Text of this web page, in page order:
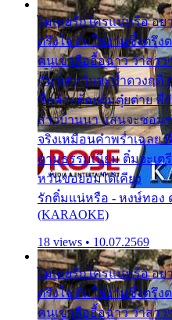
ไม่เคยรักใครแน่หรือ อ
ตรึงใจ ติ๋มใช่งามซึ้งตรึ
คนเขาลืออื้อฉาว ว่าสา
กัน แต่หวั่นจะช้ำดวงฤดี
ชื่อต๋อยต้อยตุ้มตุ๋ยต่าย พี่ยั
สาวบ้านนา แสนจะซอม
จริงเหมือนคำพร่ำเฉลย
ตามธรรมเนียม ติ๋มจะเต
หวั่นขอยอมได้เคียง
รักติ๋มแน่หรือ - หงษ์ทอง
(KARAOKE)
18 views • 10.07.2569
ไม่เคยรักใครแน่หรือ อ
ตรึงใจ ติ๋มใช่งามซึ้งตรึ
คนเขาลืออื้อฉาว ว่าสา